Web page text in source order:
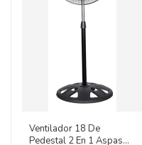
Ventilador 18 De
Pedestal 2 En 1 Aspas